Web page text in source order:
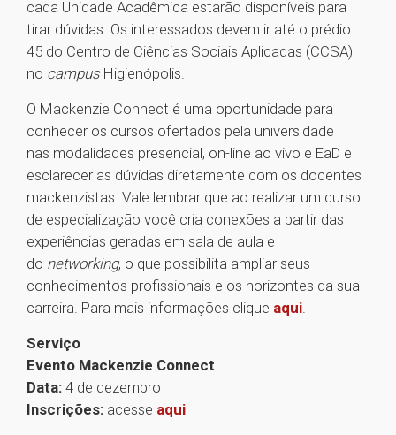
cada Unidade Acadêmica estarão disponíveis para
tirar dúvidas. Os interessados devem ir até o prédio
45 do Centro de Ciências Sociais Aplicadas (CCSA)
no campus Higienópolis.
O Mackenzie Connect é uma oportunidade para
conhecer os cursos ofertados pela universidade
nas modalidades presencial, on-line ao vivo e EaD e
esclarecer as dúvidas diretamente com os docentes
mackenzistas. Vale lembrar que ao realizar um curso
de especialização você cria conexões a partir das
experiências geradas em sala de aula e
do networking, o que possibilita ampliar seus
conhecimentos profissionais e os horizontes da sua
carreira. Para mais informações clique aqui.
Serviço
Evento Mackenzie Connect
Data: 4 de dezembro
Inscrições: acesse aqui